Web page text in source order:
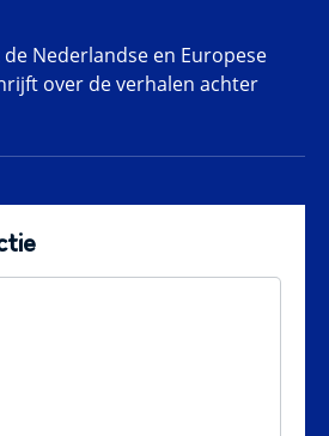
Nederlandse en Europese
over de verhalen achter